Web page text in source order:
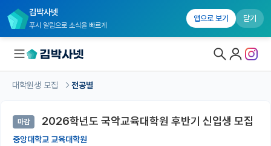
김박사넷
푸시 알림으로 소식을 빠르게
앱으로 보기 닫기
대학원생 모집 홈
대학원생 모집 전공별
마감 2026학년도 국악교육대학원 후반기 신입생 모집
중앙대학교 교육대학원